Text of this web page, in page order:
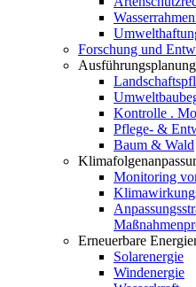
Forschung und
Kontrolle .
Pflege- &
Baum & Wald
Monitoring
Erneuerbare
Solarenergie
Windenergie